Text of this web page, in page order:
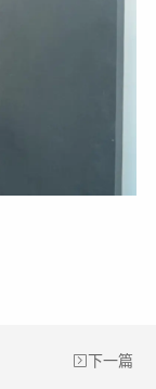
下一篇